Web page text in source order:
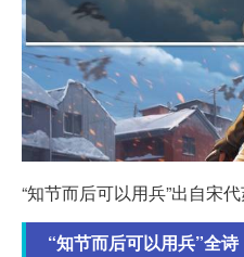
“知节而后可以用兵”出自宋
“知节而后可以用兵”全诗